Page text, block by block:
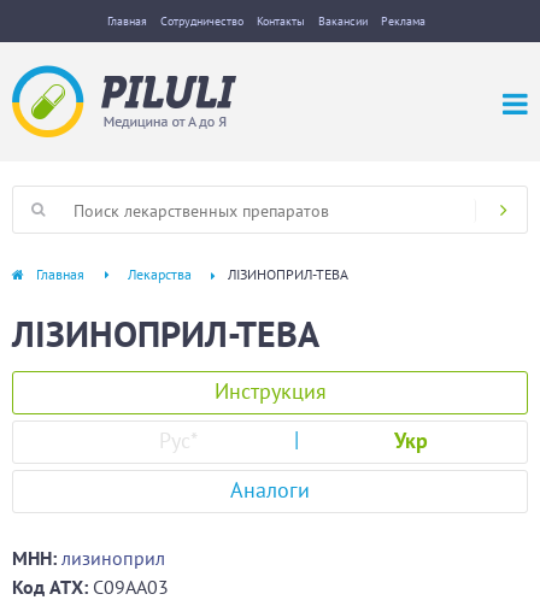
Главная Сотрудничество Контакты Вакансии Реклама
Главная Лекарства ЛІЗИНОПРИЛ-ТЕВА
ЛІЗИНОПРИЛ-ТЕВА
Инструкция
Рус*
Укр
Аналоги
МНН: лизиноприл
Код ATХ: C09AA03